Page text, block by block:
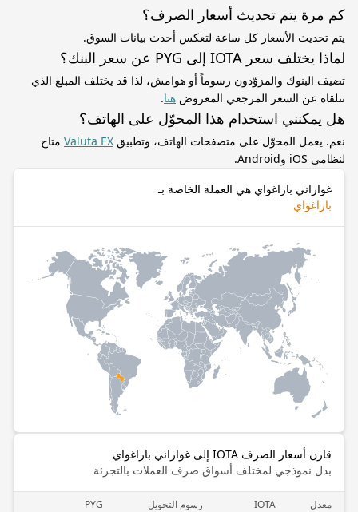
كم مرة يتم تحديث أسعار الصرف؟
يتم تحديث الأسعار كل ساعة لتعكس أحدث بيانات السوق.
لماذا يختلف سعر IOTA إلى PYG عن سعر البنك؟
تضيف البنوك والمزوّدون رسوماً أو هوامش، لذا قد يختلف المبلغ الذي
تتلقاه عن السعر المرجعي المعروض هنا.
هل يمكنني استخدام هذا المحوّل على الهاتف؟
نعم. يعمل المحوّل على متصفحات الهاتف، وتطبيق Valuta EX متاح
لنظامي iOS وAndroid.
غواراني باراغواي هي العملة الخاصة بـ
باراغواي
قارن أسعار الصرف IOTA إلى غواراني باراغواي
بدل نموذجي لمختلف أسواق صرف العملات بالتجزئة
معدل IOTA رسوم التحويل PYG